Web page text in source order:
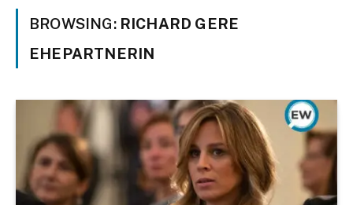
BROWSING: RICHARD GERE
EHEPARTNERIN